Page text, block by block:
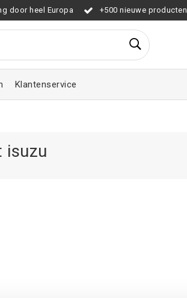
door heel Europa +500 nieuwe producten
Klantenservice
isuzu